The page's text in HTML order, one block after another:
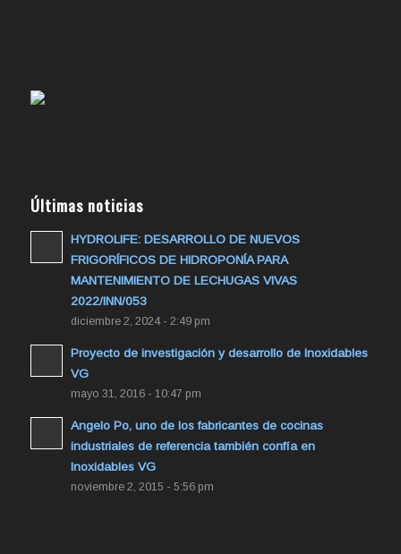
Últimas noticias
HYDROLIFE: DESARROLLO DE NUEVOS
FRIGORÍFICOS DE HIDROPONÍA PARA
MANTENIMIENTO DE LECHUGAS VIVAS
2022/INN/053
diciembre 2, 2024 - 2:49 pm
Proyecto de investigación y desarrollo de Inoxidables
VG
mayo 31, 2016 - 10:47 pm
Angelo Po, uno de los fabricantes de cocinas
industriales de referencia también confía en
Inoxidables VG
noviembre 2, 2015 - 5:56 pm